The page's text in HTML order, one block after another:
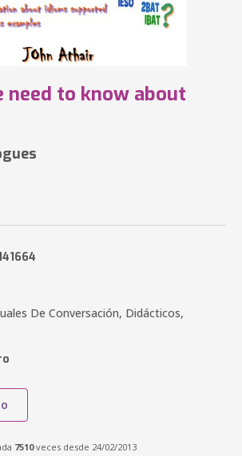
need to know about
De Conversación, Didácticos,
7510veces desde 24/02/2013